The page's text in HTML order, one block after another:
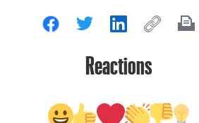
Reactions